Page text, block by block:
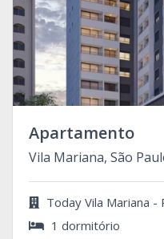
Apartamento
Vila Mariana, São
Today Vila Mariana -
1 dormitório